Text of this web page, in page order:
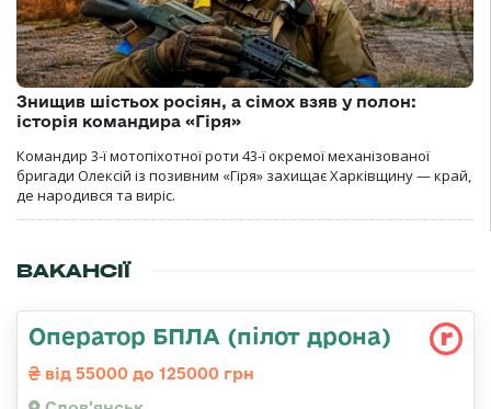
Знищив шістьох росіян, а сімох взяв у полон:
історія командира «Гіря»
Командир 3-ї мотопіхотної роти 43-ї окремої механізованої
бригади Олексій із позивним «Гіря» захищає Харківщину — край,
де народився та виріс.
ВАКАНСІЇ
Оператор БПЛА (пілот дрона)
від 55000 до 125000 грн